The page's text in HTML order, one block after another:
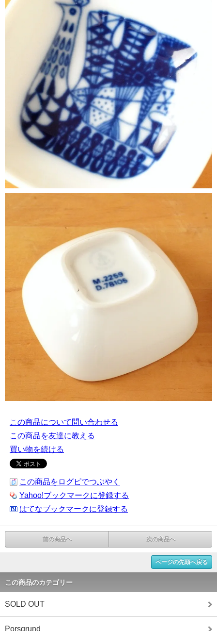
この商品について問い合わせる
この商品を友達に教える
買い物を続ける
この商品をログピでつぶやく
Yahoo!ブックマークに登録する
はてなブックマークに登録する
前の商品へ 次の商品へ
ページの先頭へ戻る
この商品のカテゴリー
SOLD OUT
Porsgrund